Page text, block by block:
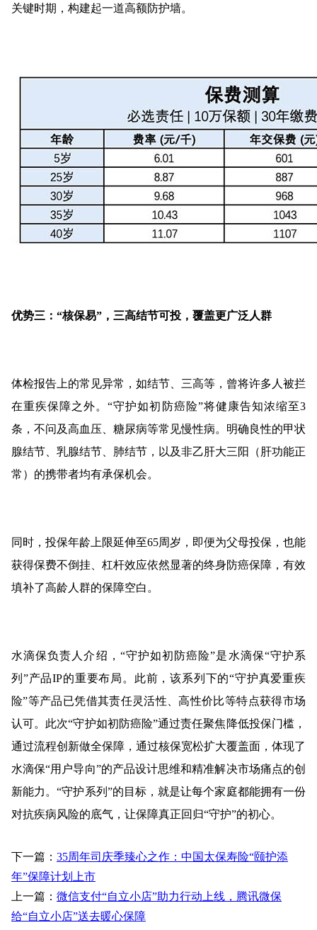
关键时期，构建起一道高额防护墙。
优势三：“核保易”，三高结节可投，覆盖更广泛人群
体检报告上的常见异常，如结节、三高等，曾将许多人被拦
在重疾保障之外。“守护如初防癌险”将健康告知浓缩至3
条，不问及高血压、糖尿病等常见慢性病。明确良性的甲状
腺结节、乳腺结节、肺结节，以及非乙肝大三阳（肝功能正
常）的携带者均有承保机会。
同时，投保年龄上限延伸至65周岁，即便为父母投保，也能
获得保费不倒挂、杠杆效应依然显著的终身防癌保障，有效
填补了高龄人群的保障空白。
水滴保负责人介绍，“守护如初防癌险”是水滴保“守护系
列”产品IP的重要布局。此前，该系列下的“守护真爱重疾
险”等产品已凭借其责任灵活性、高性价比等特点获得市场
认可。此次“守护如初防癌险”通过责任聚焦降低投保门槛，
通过流程创新做全保障，通过核保宽松扩大覆盖面，体现了
水滴保“用户导向”的产品设计思维和精准解决市场痛点的创
新能力。“守护系列”的目标，就是让每个家庭都能拥有一份
对抗疾病风险的底气，让保障真正回归“守护”的初心。
下一篇： 35周年司庆季臻心之作：中国太保寿险“颐护添
年”保障计划上市
上一篇： 微信支付“自立小店”助力行动上线，腾讯微保
给“自立小店”送去暖心保障